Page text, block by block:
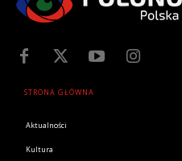
STRONA GŁÓWNA
Aktualności
Kultura